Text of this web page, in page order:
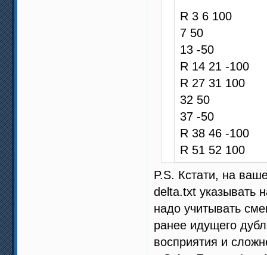
R 3 6 100
7 50
13 -50
R 14 21 -100
R 27 31 100
32 50
37 -50
R 38 46 -100
R 51 52 100
P.S. Кстати, на
delta.txt указывать
надо учитывать
ранее идущего
восприятия и